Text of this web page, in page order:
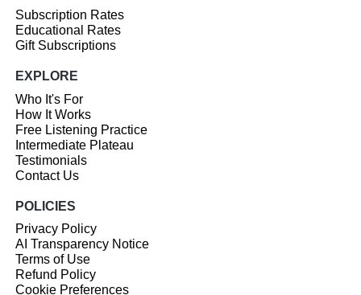
Subscription Rates
Educational Rates
Gift Subscriptions
EXPLORE
Who It's For
How It Works
Free Listening Practice
Intermediate Plateau
Testimonials
Contact Us
POLICIES
Privacy Policy
AI Transparency Notice
Terms of Use
Refund Policy
Cookie Preferences